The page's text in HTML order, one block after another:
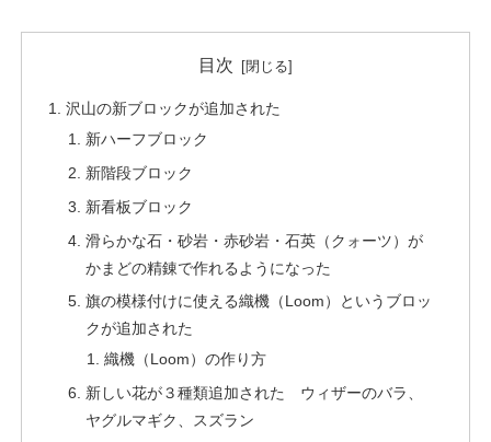
目次
沢山の新ブロックが追加された
新ハーフブロック
新階段ブロック
新看板ブロック
滑らかな石・砂岩・赤砂岩・石英（クォーツ）が
かまどの精錬で作れるようになった
旗の模様付けに使える織機（Loom）というブロッ
クが追加された
織機（Loom）の作り方
新しい花が３種類追加された ウィザーのバラ、
ヤグルマギク、スズラン